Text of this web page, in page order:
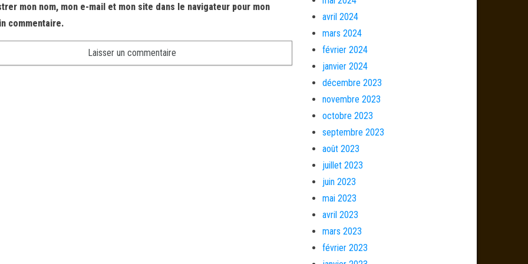
mon nom, mon e-mail et mon site dans le navigateur pour mon
commentaire.
avril 2024
mars 2024
février 2024
janvier 2024
décembre 2023
novembre 2023
octobre 2023
septembre 2023
août 2023
juillet 2023
juin 2023
mai 2023
avril 2023
mars 2023
février 2023